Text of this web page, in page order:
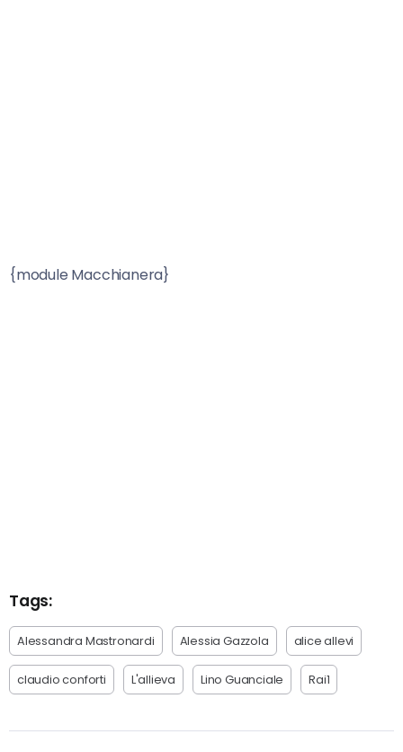
{module Macchianera}
Tags:
Alessandra Mastronardi Alessia Gazzola alice allevi
claudio conforti L'allieva Lino Guanciale Rai1